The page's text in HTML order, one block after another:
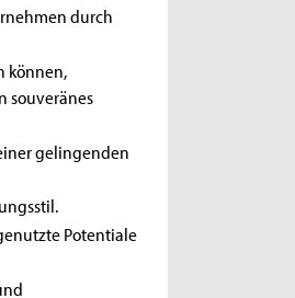
durch
können,
souveränes
gelingenden
Potentiale